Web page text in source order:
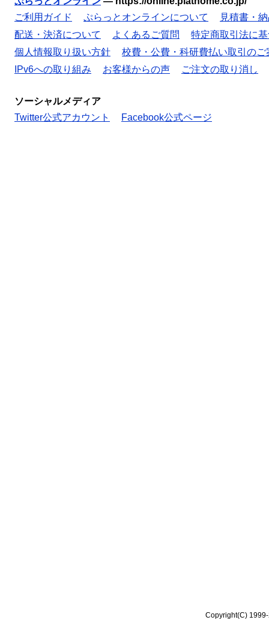
ご利用ガイド
ぷらっとオンラインについて
見積書・
配送・決済について
よくあるご質問
特定商取引法に
個人情報取り扱い方針
校費・公費・科研費払い取引のご
IPv6への取り組み
お客様からの声 ご注文の取り消し
ソーシャルメディア
Twitter公式アカウント
Facebook公式ページ
Copyright(C)